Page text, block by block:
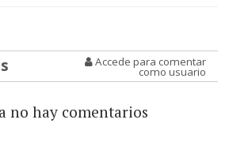
Accede para comentar
como usuario
no hay comentarios